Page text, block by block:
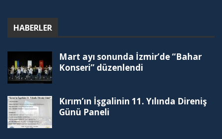
HABERLER
Mart ayı sonunda İzmir’de “Bahar
Konseri” düzenlendi
Kırım’ın İşgalinin 11. Yılında Direniş
Günü Paneli